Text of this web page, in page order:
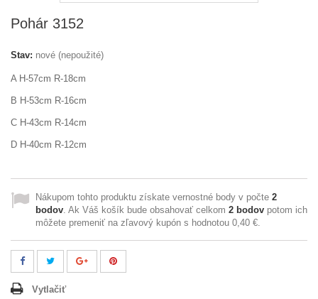
Pohár 3152
Stav: nové (nepoužité)
A H-57cm R-18cm
B H-53cm R-16cm
C H-43cm R-14cm
D H-40cm R-12cm
Nákupom tohto produktu získate vernostné body v počte 2
bodov. Ak Váš košík bude obsahovať celkom 2 bodov potom ich
môžete premeniť na zľavový kupón s hodnotou 0,40 €.
Vytlačiť